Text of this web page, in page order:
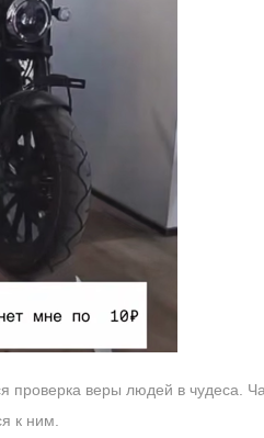
проверка веры людей в чудеса.
к ним.